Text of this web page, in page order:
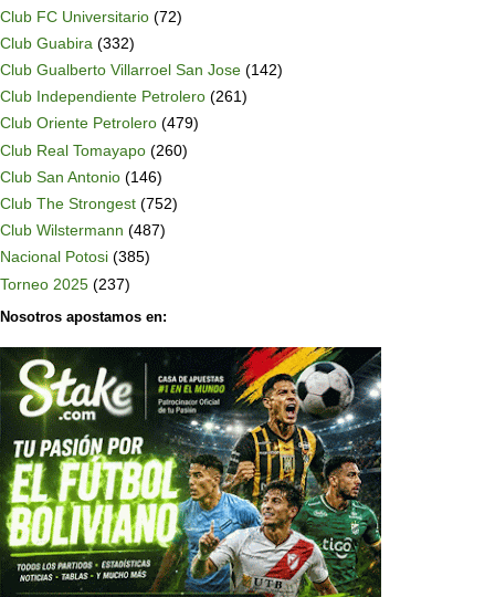
Club FC Universitario (72)
Club Guabira (332)
Club Gualberto Villarroel San Jose (142)
Club Independiente Petrolero (261)
Club Oriente Petrolero (479)
Club Real Tomayapo (260)
Club San Antonio (146)
Club The Strongest (752)
Club Wilstermann (487)
Nacional Potosi (385)
Torneo 2025 (237)
Nosotros apostamos en: